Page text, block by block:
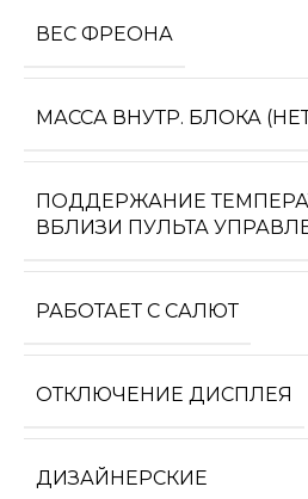
ВЕС ФРЕОНА
МАССА ВНУТР. БЛОКА
ПОДДЕРЖАНИЕ
ВБЛИЗИ ПУЛЬТА
РАБОТАЕТ С САЛЮТ
ОТКЛЮЧЕНИЕ ДИСПЛЕЯ
ДИЗАЙНЕРСКИЕ